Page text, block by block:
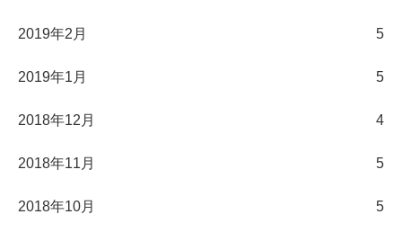
2019年2月 5
2019年1月 5
2018年12月 4
2018年11月 5
2018年10月 5